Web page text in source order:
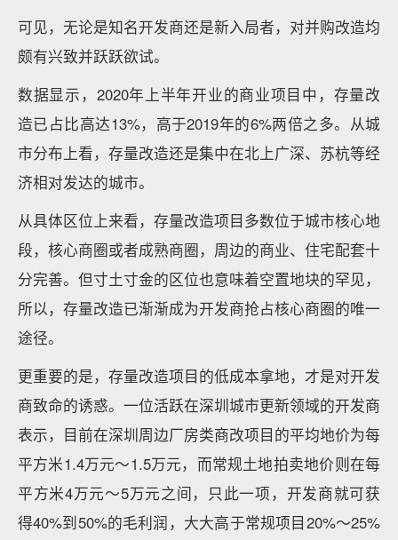
可见，无论是知名开发商还是新入局者，对并购改造均
颇有兴致并跃跃欲试。
数据显示，2020年上半年开业的商业项目中，存量改
造已占比高达13%，高于2019年的6%两倍之多。从城
市分布上看，存量改造还是集中在北上广深、苏杭等经
济相对发达的城市。
从具体区位上来看，存量改造项目多数位于城市核心地
段，核心商圈或者成熟商圈，周边的商业、住宅配套十
分完善。但寸土寸金的区位也意味着空置地块的罕见，
所以，存量改造已渐渐成为开发商抢占核心商圈的唯一
途径。
更重要的是，存量改造项目的低成本拿地，才是对开发
商致命的诱惑。一位活跃在深圳城市更新领域的开发商
表示，目前在深圳周边厂房类商改项目的平均地价为每
平方米1.4万元～1.5万元，而常规土地拍卖地价则在每
平方米4万元～5万元之间，只此一项，开发商就可获
得40%到50%的毛利润，大大高于常规项目20%～25%